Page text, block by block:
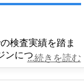
検査実績を踏ま
ンにつ...続きを読む